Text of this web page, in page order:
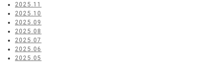
2025.11
2025.10
2025.09
2025.08
2025.07
2025.06
2025.05